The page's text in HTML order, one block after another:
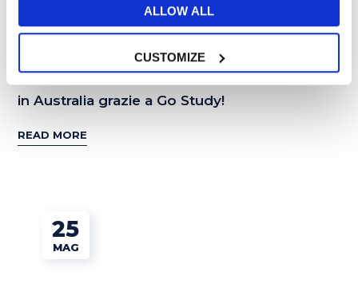
ALLOW ALL
CUSTOMIZE
Tips e Curiosità
Pronti, partenza… via! Costruisci il tuo futuro
in Australia grazie a Go Study!
READ MORE
25
MAG